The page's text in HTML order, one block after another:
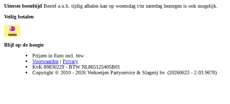
Uiterste besteltijd Bestel a.u.b. tijdig afhalen kan op woensdag t/m zaterdag bezorgen is ook mogelijk.
Veilig betalen
Blijf op de hoogte
Prijzen in Euro incl. btw
Voorwaarden
Privacy
KvK 89830229 - BTW NL865125405B01
Copyright © 2010 - 2026 Verkoeijen Partyservice & Slagerij bv. (20260623 - 2.03.9670)